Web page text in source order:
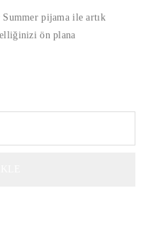
Summer pijama ile artık
ön plana